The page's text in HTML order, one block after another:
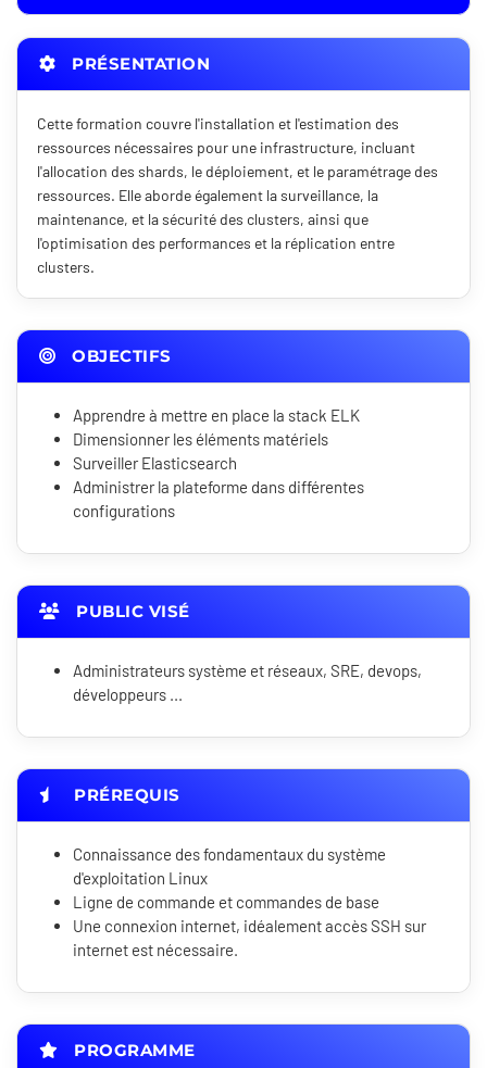
PRÉSENTATION
Cette formation couvre l'installation et l'estimation des
ressources nécessaires pour une infrastructure, incluant
l'allocation des shards, le déploiement, et le paramétrage des
ressources. Elle aborde également la surveillance, la
maintenance, et la sécurité des clusters, ainsi que
l'optimisation des performances et la réplication entre
clusters.
OBJECTIFS
Apprendre à mettre en place la stack ELK
Dimensionner les éléments matériels
Surveiller Elasticsearch
Administrer la plateforme dans différentes
configurations
PUBLIC VISÉ
Administrateurs système et réseaux, SRE, devops,
développeurs ...
PRÉREQUIS
Connaissance des fondamentaux du système
d'exploitation Linux
Ligne de commande et commandes de base
Une connexion internet, idéalement accès SSH sur
internet est nécessaire.
PROGRAMME